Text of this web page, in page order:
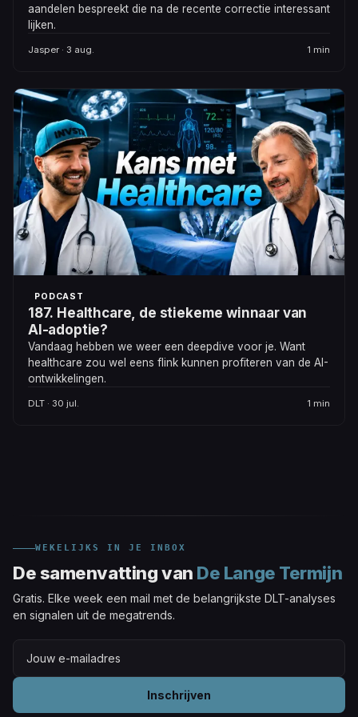
aandelen bespreekt die na de recente correctie interessant
lijken.
Jasper · 3 aug. 1 min
PODCAST
187. Healthcare, de stiekeme winnaar van
AI-adoptie?
Vandaag hebben we weer een deepdive voor je. Want
healthcare zou wel eens flink kunnen profiteren van de AI-
ontwikkelingen.
DLT · 30 jul. 1 min
WEKELIJKS IN JE INBOX
De samenvatting van De Lange Termijn
Gratis. Elke week een mail met de belangrijkste DLT-analyses
en signalen uit de megatrends.
Inschrijven